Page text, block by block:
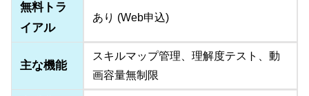
無料トラ
イアル
あり (Web申込)
主な機能
スキルマップ管理、理解度テスト、動
画容量無制限